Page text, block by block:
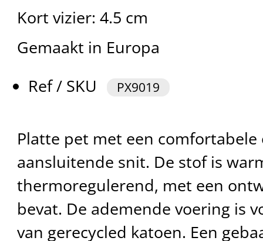
Kort vizier: 4.5 cm
Gemaakt in Europa
Ref / SKU
PX9019
Platte pet met een
aansluitende snit. De stof is
thermoregulerend, met een
bevat. De ademende voering is
van gerecycled katoen. Een